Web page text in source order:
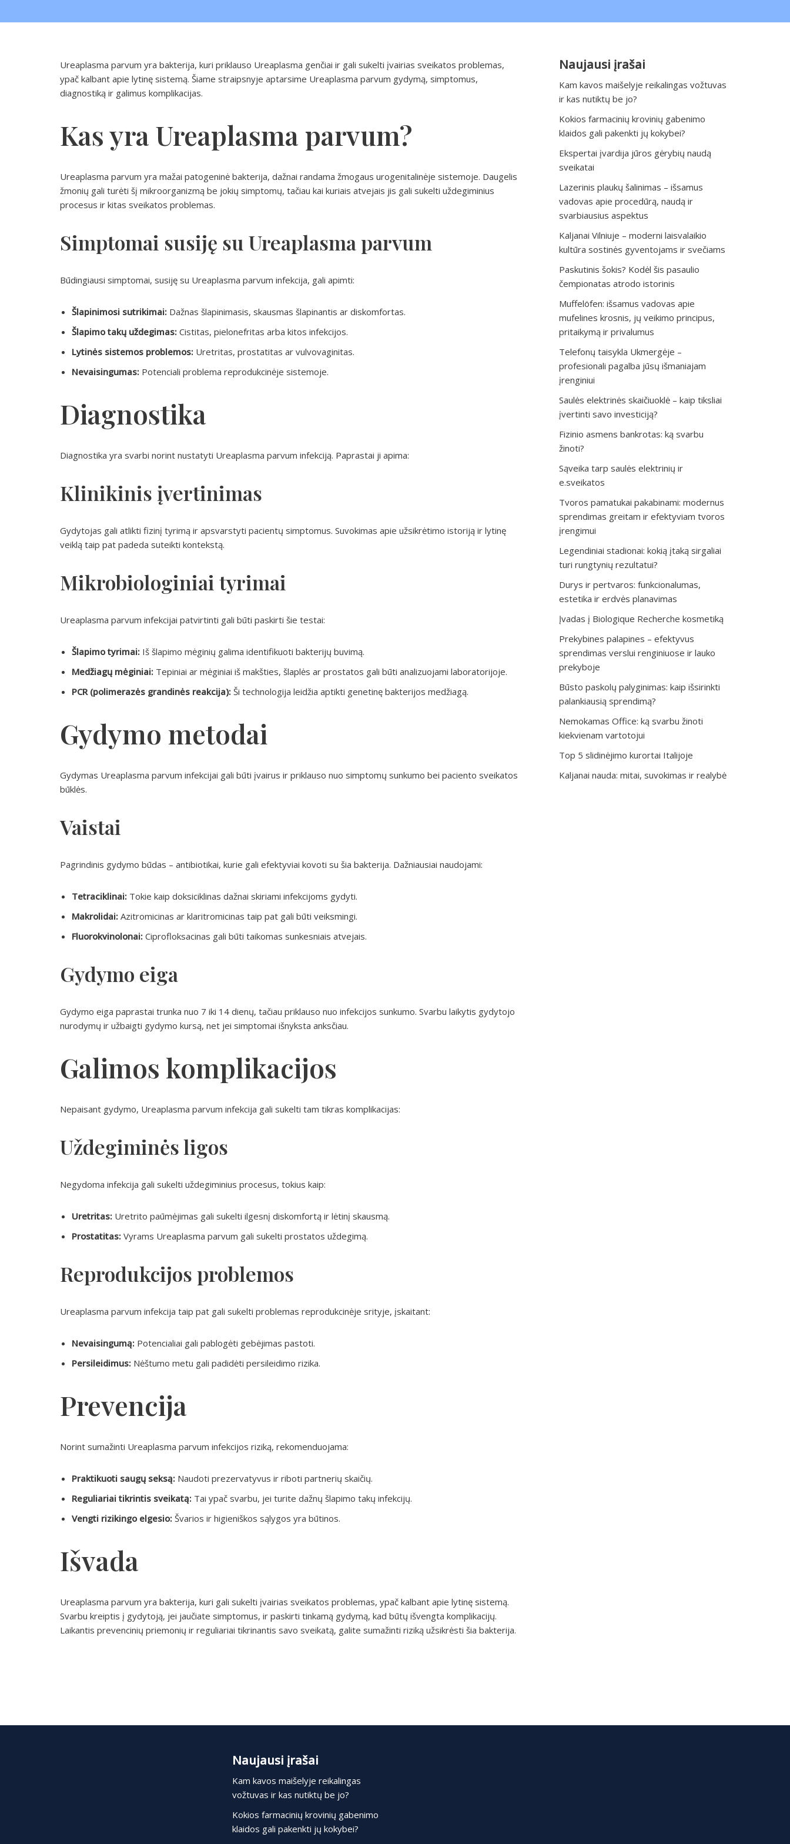
Ureaplasma parvum yra bakterija, kuri priklauso Ureaplasma genčiai ir gali sukelti įvairias sveikatos problemas,
ypač kalbant apie lytinę sistemą. Šiame straipsnyje aptarsime Ureaplasma parvum gydymą, simptomus,
diagnostiką ir galimus komplikacijas.
Kas yra Ureaplasma parvum?
Ureaplasma parvum yra mažai patogeninė bakterija, dažnai randama žmogaus urogenitalinėje sistemoje. Daugelis
žmonių gali turėti šį mikroorganizmą be jokių simptomų, tačiau kai kuriais atvejais jis gali sukelti uždegiminius
procesus ir kitas sveikatos problemas.
Simptomai susiję su Ureaplasma parvum
Būdingiausi simptomai, susiję su Ureaplasma parvum infekcija, gali apimti:
Šlapinimosi sutrikimai: Dažnas šlapinimasis, skausmas šlapinantis ar diskomfortas.
Šlapimo takų uždegimas: Cistitas, pielonefritas arba kitos infekcijos.
Lytinės sistemos problemos: Uretritas, prostatitas ar vulvovaginitas.
Nevaisingumas: Potenciali problema reprodukcinėje sistemoje.
Diagnostika
Diagnostika yra svarbi norint nustatyti Ureaplasma parvum infekciją. Paprastai ji apima:
Klinikinis įvertinimas
Gydytojas gali atlikti fizinį tyrimą ir apsvarstyti pacientų simptomus. Suvokimas apie užsikrėtimo istoriją ir lytinę
veiklą taip pat padeda suteikti kontekstą.
Mikrobiologiniai tyrimai
Ureaplasma parvum infekcijai patvirtinti gali būti paskirti šie testai:
Šlapimo tyrimai: Iš šlapimo mėginių galima identifikuoti bakterijų buvimą.
Medžiagų mėginiai: Tepiniai ar mėginiai iš makšties, šlaplės ar prostatos gali būti analizuojami laboratorijoje.
PCR (polimerazės grandinės reakcija): Ši technologija leidžia aptikti genetinę bakterijos medžiagą.
Gydymo metodai
Gydymas Ureaplasma parvum infekcijai gali būti įvairus ir priklauso nuo simptomų sunkumo bei paciento sveikatos
būklės.
Vaistai
Pagrindinis gydymo būdas – antibiotikai, kurie gali efektyviai kovoti su šia bakterija. Dažniausiai naudojami:
Tetraciklinai: Tokie kaip doksiciklinas dažnai skiriami infekcijoms gydyti.
Makrolidai: Azitromicinas ar klaritromicinas taip pat gali būti veiksmingi.
Fluorokvinolonai: Ciprofloksacinas gali būti taikomas sunkesniais atvejais.
Gydymo eiga
Gydymo eiga paprastai trunka nuo 7 iki 14 dienų, tačiau priklauso nuo infekcijos sunkumo. Svarbu laikytis gydytojo
nurodymų ir užbaigti gydymo kursą, net jei simptomai išnyksta anksčiau.
Galimos komplikacijos
Nepaisant gydymo, Ureaplasma parvum infekcija gali sukelti tam tikras komplikacijas:
Uždegiminės ligos
Negydoma infekcija gali sukelti uždegiminius procesus, tokius kaip:
Uretritas: Uretrito paūmėjimas gali sukelti ilgesnį diskomfortą ir lėtinį skausmą.
Prostatitas: Vyrams Ureaplasma parvum gali sukelti prostatos uždegimą.
Reprodukcijos problemos
Ureaplasma parvum infekcija taip pat gali sukelti problemas reprodukcinėje srityje, įskaitant:
Nevaisingumą: Potencialiai gali pablogėti gebėjimas pastoti.
Persileidimus: Nėštumo metu gali padidėti persileidimo rizika.
Prevencija
Norint sumažinti Ureaplasma parvum infekcijos riziką, rekomenduojama:
Praktikuoti saugų seksą: Naudoti prezervatyvus ir riboti partnerių skaičių.
Reguliariai tikrintis sveikatą: Tai ypač svarbu, jei turite dažnų šlapimo takų infekcijų.
Vengti rizikingo elgesio: Švarios ir higieniškos sąlygos yra būtinos.
Išvada
Ureaplasma parvum yra bakterija, kuri gali sukelti įvairias sveikatos problemas, ypač kalbant apie lytinę sistemą.
Svarbu kreiptis į gydytoją, jei jaučiate simptomus, ir paskirti tinkamą gydymą, kad būtų išvengta komplikacijų.
Laikantis prevencinių priemonių ir reguliariai tikrinantis savo sveikatą, galite sumažinti riziką užsikrėsti šia bakterija.
Naujausi įrašai
Kam kavos maišelyje reikalingas vožtuvas
ir kas nutiktų be jo?
Kokios farmacinių krovinių gabenimo
klaidos gali pakenkti jų kokybei?
Ekspertai įvardija jūros gėrybių naudą
sveikatai
Lazerinis plaukų šalinimas – išsamus
vadovas apie procedūrą, naudą ir
svarbiausius aspektus
Kaljanai Vilniuje – moderni laisvalaikio
kultūra sostinės gyventojams ir svečiams
Paskutinis šokis? Kodėl šis pasaulio
čempionatas atrodo istorinis
Muffelöfen: išsamus vadovas apie
mufelines krosnis, jų veikimo principus,
pritaikymą ir privalumus
Telefonų taisykla Ukmergėje –
profesionali pagalba jūsų išmaniajam
įrenginiui
Saulės elektrinės skaičiuoklė – kaip tiksliai
įvertinti savo investiciją?
Fizinio asmens bankrotas: ką svarbu
žinoti?
Sąveika tarp saulės elektrinių ir
e.sveikatos
Tvoros pamatukai pakabinami: modernus
sprendimas greitam ir efektyviam tvoros
įrengimui
Legendiniai stadionai: kokią įtaką sirgaliai
turi rungtynių rezultatui?
Durys ir pertvaros: funkcionalumas,
estetika ir erdvės planavimas
Įvadas į Biologique Recherche kosmetiką
Prekybines palapines – efektyvus
sprendimas verslui renginiuose ir lauko
prekyboje
Būsto paskolų palyginimas: kaip išsirinkti
palankiausią sprendimą?
Nemokamas Office: ką svarbu žinoti
kiekvienam vartotojui
Top 5 slidinėjimo kurortai Italijoje
Kaljanai nauda: mitai, suvokimas ir realybė
Naujausi įrašai
Kam kavos maišelyje reikalingas
vožtuvas ir kas nutiktų be jo?
Kokios farmacinių krovinių gabenimo
klaidos gali pakenkti jų kokybei?